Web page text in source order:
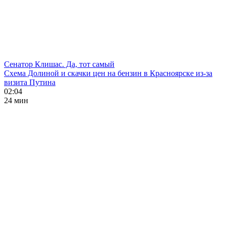
Сенатор Клишас. Да, тот самый
Схема Долиной и скачки цен на бензин в Красноярске из-за
визита Путина
02:04
24 мин